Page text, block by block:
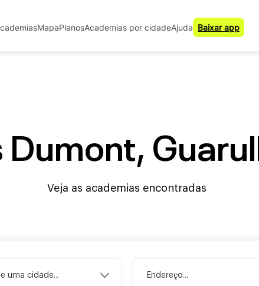
MapaPlanosAcademias por cidadeAjuda Baixar app
Veja as academias encontradas